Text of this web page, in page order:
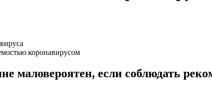
коронавирусом
маловероятен, если соблюдать